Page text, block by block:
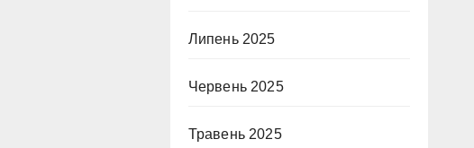
Липень 2025
Червень 2025
Травень 2025